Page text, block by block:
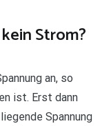
Strom?
an, so
ist. Erst dann
Spannung